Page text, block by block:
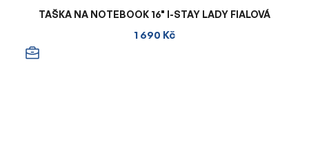
TAŠKA NA NOTEBOOK 16" I-STAY LADY FIALOVÁ
1 690 Kč